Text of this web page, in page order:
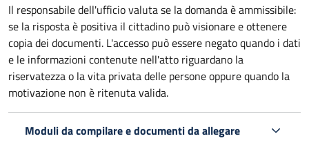
Il responsabile dell'ufficio valuta se la domanda è ammissibile:
se la risposta è positiva il cittadino può visionare e ottenere
copia dei documenti. L'accesso può essere negato quando i dati
e le informazioni contenute nell'atto riguardano la
riservatezza o la vita privata delle persone oppure quando la
motivazione non è ritenuta valida.
Moduli da compilare e documenti da allegare